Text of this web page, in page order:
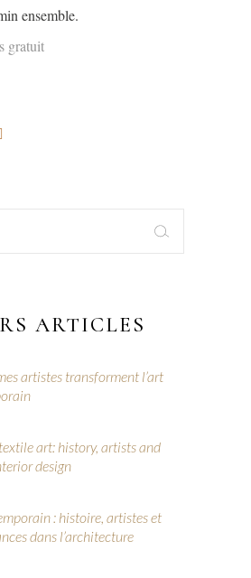
ensemble.
gratuit
ARTICLES
artistes transforment l’art
art: history, artists and
design
: histoire, artistes et
dans l’architecture